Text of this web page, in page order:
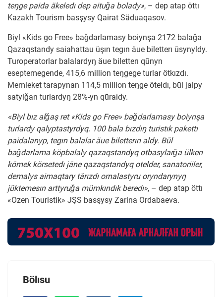
teŋge paida äkeledı dep aituǧa bolady», – dep atap öttı
Kazakh Tourism basşysy Qairat Säduaqasov.
Biyl «Kids go Free» baǧdarlamasy boiynşa 2172 balaǧa
Qazaqstandy saiahattau üşın tegın äue biletterı ūsynyldy.
Turoperatorlar balalardyŋ äue biletterı qūnyn
eseptemegende, 415,6 million teŋgege turlar ötkızdı.
Memleket tarapynan 114,5 million teŋge öteldı, būl jalpy
satylǧan turlardyŋ 28%-yn qūraidy.
«Biyl bız alǧaş ret «Kids go Free» baǧdarlamasy boiynşa
turlardy qalyptastyrdyq. 100 bala bızdıŋ turistık pakettı
paidalanyp, tegın balalar äue biletterın aldy. Būl
baǧdarlama köpbalaly qazaqstandyq otbasylarǧa ülken
kömek körsetedı jäne qazaqstandyq otelder, sanatoriiler,
demalys aimaqtary tärızdı ornalastyru oryndarynyŋ
jüktemesın arttyruǧa mümkındık beredı», – dep atap öttı
«Ozen Touristik» JŞS basşysy Zarina Ordabaeva.
Bölısu